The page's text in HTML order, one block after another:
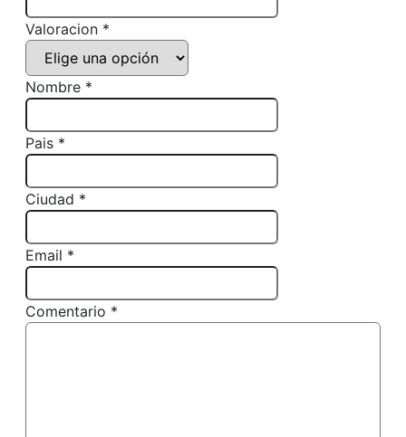
Valoracion *
Nombre *
Pais *
Ciudad *
Email *
Comentario *